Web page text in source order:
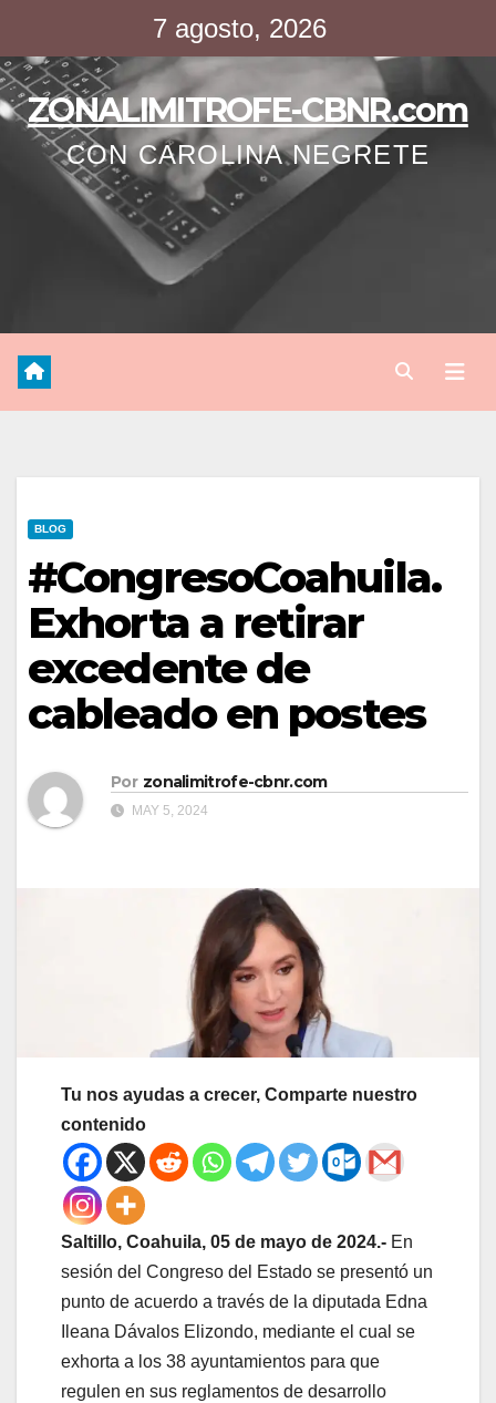
contenido
7 agosto, 2026
ZONALIMITROFE-CBNR.com
CON CAROLINA NEGRETE
BLOG
#CongresoCoahuila.
Exhorta a retirar
excedente de
cableado en postes
Por zonalimitrofe-cbnr.com
MAY 5, 2024
Tu nos ayudas a crecer, Comparte nuestro
contenido
Saltillo, Coahuila, 05 de mayo de 2024.- En
sesión del Congreso del Estado se presentó un
punto de acuerdo a través de la diputada Edna
Ileana Dávalos Elizondo, mediante el cual se
exhorta a los 38 ayuntamientos para que
regulen en sus reglamentos de desarrollo